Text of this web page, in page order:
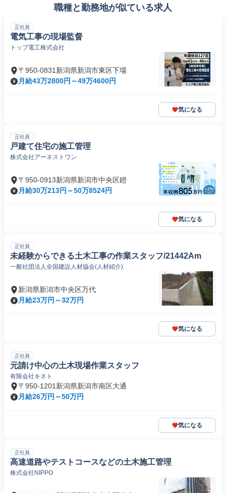
職種と勤務地が似ている求人
正社員
電気工事の現場監督
トップ電工株式会社
〒950-0831新潟県新潟市東区下場
月給43万2800円～49万4600円
気になる
正社員
戸建て住宅の施工管理
株式会社アーネストワン
〒950-0913新潟県新潟市中央区鐙
月給30万213円～50万8524円
気になる
正社員
未経験からできる土木工事の作業スタッフ/21442Am
一般社団法人全国建設人材協会(人材紹介)
新潟県新潟市中央区万代
月給23万円～32万円
気になる
正社員
元請け中心の土木現場作業スタッフ
有限会社キネト
〒950-1201新潟県新潟市南区大通
月給26万円～50万円
気になる
正社員
高速道路やテストコースなどの土木施工管理
株式会社NIPPO